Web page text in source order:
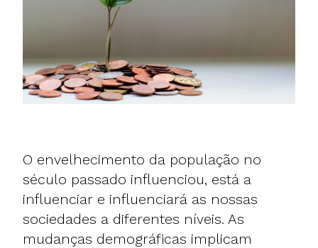
O envelhecimento da população no
século passado influenciou, está a
influenciar e influenciará as nossas
sociedades a diferentes níveis. As
mudanças demográficas implicam